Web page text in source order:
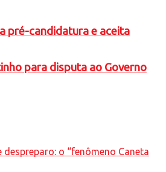
pré-candidatura e aceita
para disputa ao Governo